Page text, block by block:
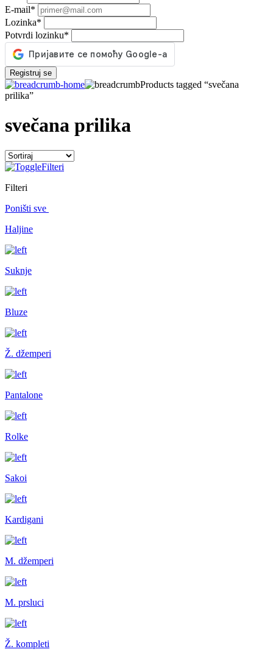
E-mail*
Lozinka*
Potvrdi lozinku*
Registruj se
Products tagged “svečana
prilika”
svečana prilika
Filteri
Filteri
Poništi sve
Haljine
Suknje
Bluze
Ž. džemperi
Pantalone
Rolke
Sakoi
Kardigani
M. džemperi
M. prsluci
Ž. kompleti